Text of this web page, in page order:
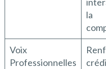
la
Voix
Professionnelles